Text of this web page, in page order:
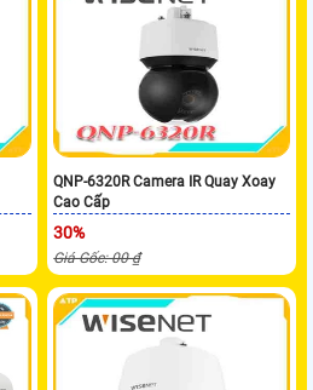
QNP-6320R Camera IR Quay Xoay
Cao Cấp
30%
Giá Gốc: 00 ₫